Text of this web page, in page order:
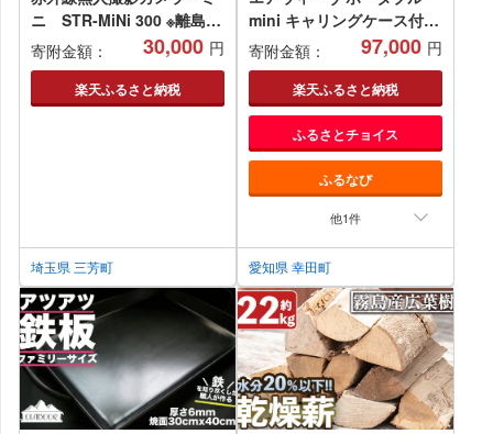
ニ STR-MiNi 300 ※離島へ
の配送不可
寄附金額： 30,000 円
楽天ふるさと納税
埼玉県 三芳町
mini キャリングケース付き
/ エアウィーヴ ポータブル
ミニ キャンプ マット 折り
たたみ 持ち運び 車中泊 ア
ウトドア マットレス 防災グ
ッズ 日本製 エアウィーブ
寄附金額： 97,000 円
楽天ふるさと納税
ふるさとチョイス
ふるなび
他1件
愛知県 幸田町